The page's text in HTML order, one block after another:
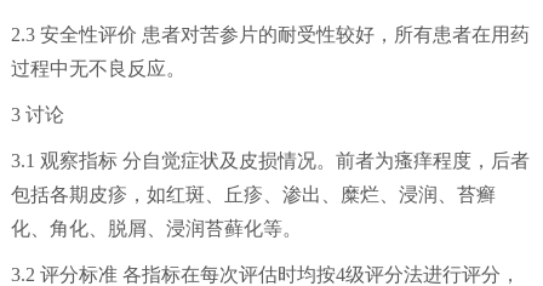
2.3 安全性评价 患者对苦参片的耐受性较好，所有患者在用药
过程中无不良反应。
3 讨论
3.1 观察指标 分自觉症状及皮损情况。前者为瘙痒程度，后者
包括各期皮疹，如红斑、丘疹、渗出、糜烂、浸润、苔癣
化、角化、脱屑、浸润苔藓化等。
3.2 评分标准 各指标在每次评估时均按4级评分法进行评分，